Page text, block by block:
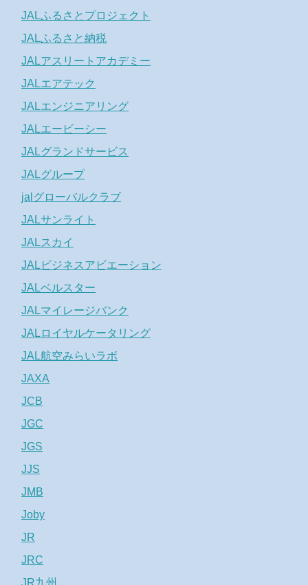
JALふるさとプロジェクト
JALふるさと納税
JALアスリートアカデミー
JALエアテック
JALエンジニアリング
JALエービーシー
JALグランドサービス
JALグループ
jalグローバルクラブ
JALサンライト
JALスカイ
JALビジネスアビエーション
JALベルスター
JALマイレージバンク
JALロイヤルケータリング
JAL航空みらいラボ
JAXA
JCB
JGC
JGS
JJS
JMB
Joby
JR
JRC